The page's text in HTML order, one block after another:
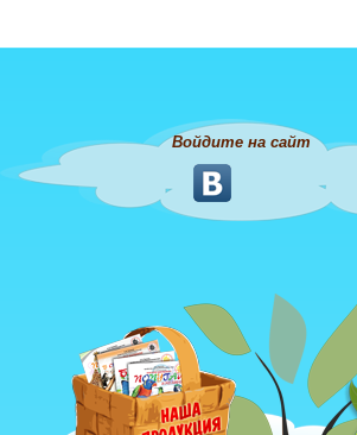
Войдите на сайт